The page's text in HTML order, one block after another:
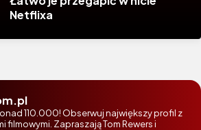
Netflixa
110.000! Obserwuj największy profil z
filmowymi. Zapraszają Tom Rewers i